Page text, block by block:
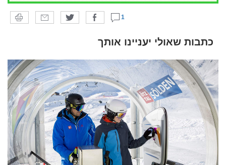
1
כתבות שאולי יעניינו אותך